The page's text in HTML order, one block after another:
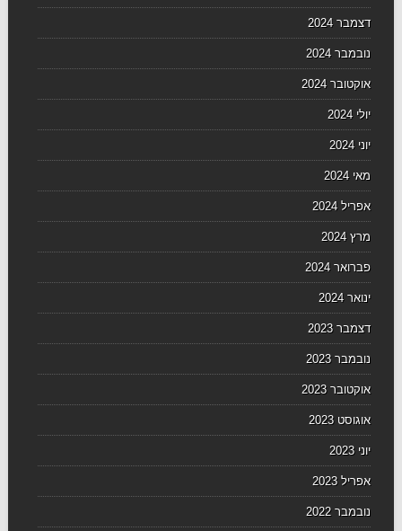
דצמבר 2024
נובמבר 2024
אוקטובר 2024
יולי 2024
יוני 2024
מאי 2024
אפריל 2024
מרץ 2024
פברואר 2024
ינואר 2024
דצמבר 2023
נובמבר 2023
אוקטובר 2023
אוגוסט 2023
יוני 2023
אפריל 2023
נובמבר 2022